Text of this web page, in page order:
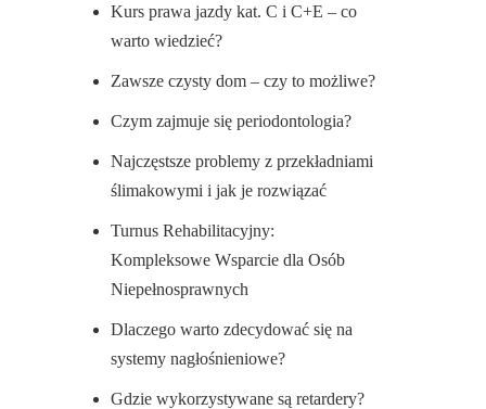
Kurs prawa jazdy kat. C i C+E – co
warto wiedzieć?
Zawsze czysty dom – czy to możliwe?
Czym zajmuje się periodontologia?
Najczęstsze problemy z przekładniami
ślimakowymi i jak je rozwiązać
Turnus Rehabilitacyjny:
Kompleksowe Wsparcie dla Osób
Niepełnosprawnych
Dlaczego warto zdecydować się na
systemy nagłośnieniowe?
Gdzie wykorzystywane są retardery?